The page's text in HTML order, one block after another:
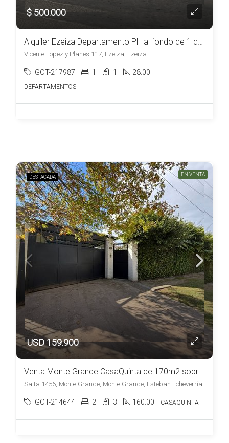
$ 500.000
Alquiler Ezeiza Departamento PH al fondo de 1 dormitorio patio y parrilla
Vicente Lopez y Planes 117, Ezeiza, Ezeiza
GOT-217987 1 1 28.00
DEPARTAMENTOS
DESTACADA EN VENTA
USD 159.900
Venta Monte Grande CasaQuinta de 170m2 sobre Espectacular Lote de 1200m2 (20×60)
Salta 1456, Monte Grande, Monte Grande, Esteban Echeverría
GOT-214644 2 3 160.00 CASAQUINTA